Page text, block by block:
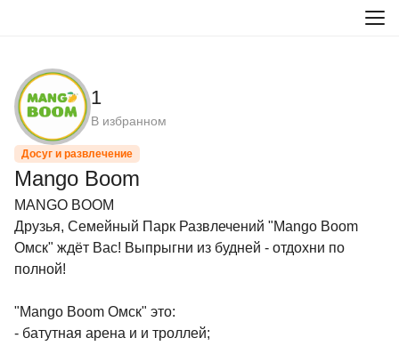
1
В избранном
Досуг и развлечение
Mango Boom
MANGO BOOM
Друзья, Семейный Парк Развлечений "Mango Boom
Омск" ждёт Вас! Выпрыгни из будней - отдохни по
полной!
"Mango Boom Омск" это:
- батутная арена и и троллей;